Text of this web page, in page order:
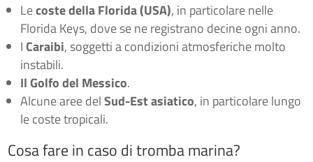
Lecoste della Florida (USA), in particolare nelle
Florida Keys, dove se ne registrano decine ogni anno.
I Caraibi, soggetti a condizioni atmosferiche molto
instabili.
Il Golfo del Messico.
Alcune aree delSud-Est asiatico, in particolare lungo
le coste tropicali.
Cosa fare in caso di tromba marina?